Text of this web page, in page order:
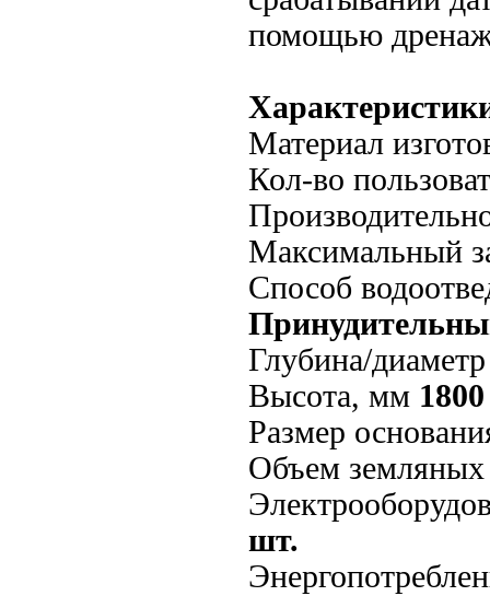
помощью
Материал
Кол-во
Максимальный
Способ
Глубина/
Высота, мм 1800
Размер
Объем земляных
шт.